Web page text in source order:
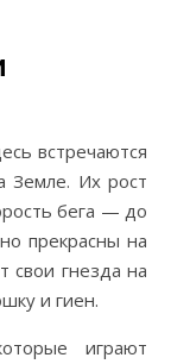
встречаются
Их рост
бега — до
прекрасны на
гнезда на
и гиен.
играют